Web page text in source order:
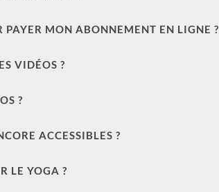
PAYER MON ABONNEMENT EN LIGNE ?
VIDÉOS ?
?
ACCESSIBLES ?
LE YOGA ?